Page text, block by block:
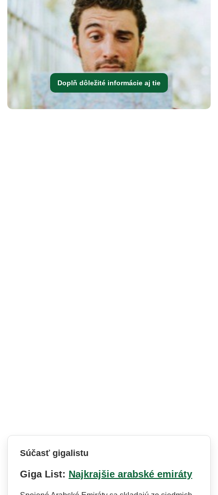
Doplň dôležité informácie aj tie
Súčasť gigalistu
Giga List: Najkrajšie arabské emiráty